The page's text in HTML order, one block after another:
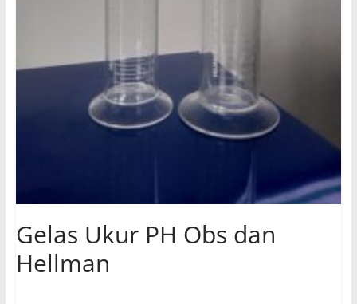
Gelas Ukur PH Obs dan
Hellman